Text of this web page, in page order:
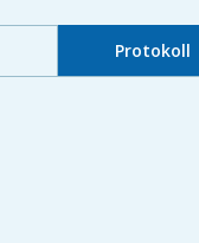
Protokoll